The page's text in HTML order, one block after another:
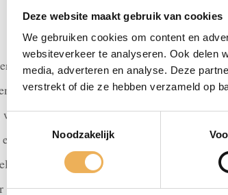
Deze website maakt gebruik van cookies
We gebruiken cookies om content en
websiteverkeer te analyseren. Ook delen
media, adverteren en analyse. Deze
verstrekt of die ze hebben verzameld op
Toestemmingsselectie
Noodzakelijk
kunnen het beste groeien in
kunnen groeien. Er zijn verscheidene
van kleur en licht van gewicht. Het kan
papier en karton. Daarnaast kan het
product die voor verschillende
bovendien ook nog eens mooi uit. Bij